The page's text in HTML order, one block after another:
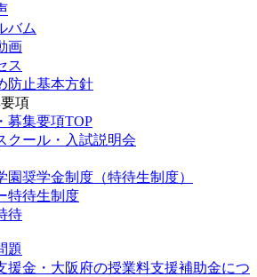
バム
画
ス
防止基本方針
項
募集要項TOP
クール・入試説明会
園奨学金制度（特待生制度）
特待生制度
待
題
援金・大阪府の授業料支援補助金につ